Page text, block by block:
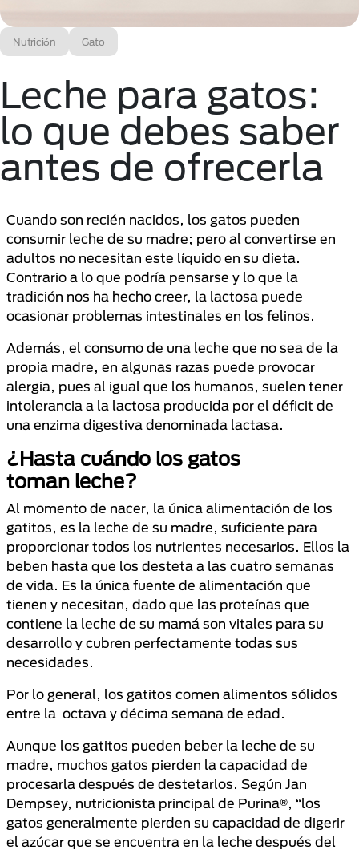
Nutrición Gato
Leche para gatos:
lo que debes saber
antes de ofrecerla
Cuando son recién nacidos, los gatos pueden
consumir leche de su madre; pero al convertirse en
adultos no necesitan este líquido en su dieta.
Contrario a lo que podría pensarse y lo que la
tradición nos ha hecho creer, la lactosa puede
ocasionar problemas intestinales en los felinos.
Además, el consumo de una leche que no sea de la
propia madre, en algunas razas puede provocar
alergia, pues al igual que los humanos, suelen tener
intolerancia a la lactosa producida por el déficit de
una enzima digestiva denominada lactasa.
¿Hasta cuándo los gatos
toman leche?
Al momento de nacer, la única alimentación de los
gatitos, es la leche de su madre, suficiente para
proporcionar todos los nutrientes necesarios. Ellos la
beben hasta que los desteta a las cuatro semanas
de vida. Es la única fuente de alimentación que
tienen y necesitan, dado que las proteínas que
contiene la leche de su mamá son vitales para su
desarrollo y cubren perfectamente todas sus
necesidades.
Por lo general, los gatitos comen alimentos sólidos
entre la octava y décima semana de edad.
Aunque los gatitos pueden beber la leche de su
madre, muchos gatos pierden la capacidad de
procesarla después de destetarlos. Según Jan
Dempsey, nutricionista principal de Purina®, “los
gatos generalmente pierden su capacidad de digerir
el azúcar que se encuentra en la leche después del